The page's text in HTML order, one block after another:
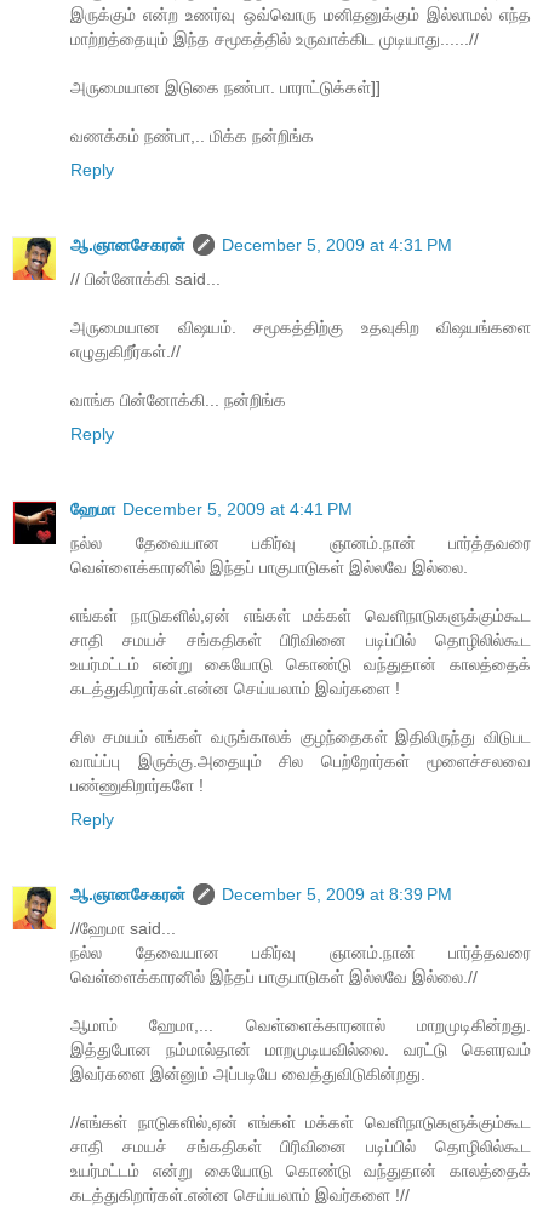
இருக்கும் என்ற உணர்வு ஒவ்வொரு மனிதனுக்கும் இல்லாமல் எந்த
மாற்றத்தையும் இந்த சமூகத்தில் உருவாக்கிட முடியாது......//
அருமையான இடுகை நண்பா. பாராட்டுக்கள்]]
வணக்கம் நண்பா,.. மிக்க நன்றிங்க
Reply
ஆ.ஞானசேகரன்
December 5, 2009 at 4:31 PM
// பின்னோக்கி said...
அருமையான விஷயம். சமூகத்திற்கு உதவுகிற விஷயங்களை
எழுதுகிறீர்கள்.//
வாங்க பின்னோக்கி... நன்றிங்க
Reply
ஹேமா December 5, 2009 at 4:41 PM
நல்ல தேவையான பகிர்வு ஞானம்.நான் பார்த்தவரை
வெள்ளைக்காரனில் இந்தப் பாகுபாடுகள் இல்லவே இல்லை.
எங்கள் நாடுகளில்,ஏன் எங்கள் மக்கள் வெளிநாடுகளுக்கும்கூட
சாதி சமயச் சங்கதிகள் பிரிவினை படிப்பில் தொழிலில்கூட
உயர்மட்டம் என்று கையோடு கொண்டு வந்துதான் காலத்தைக்
கடத்துகிறார்கள்.என்ன செய்யலாம் இவர்களை !
சில சமயம் எங்கள் வருங்காலக் குழந்தைகள் இதிலிருந்து விடுபட
வாய்ப்பு இருக்கு.அதையும் சில பெற்றோர்கள் மூளைச்சலவை
பண்ணுகிறார்களே !
Reply
ஆ.ஞானசேகரன்
December 5, 2009 at 8:39 PM
//ஹேமா said...
நல்ல தேவையான பகிர்வு ஞானம்.நான் பார்த்தவரை
வெள்ளைக்காரனில் இந்தப் பாகுபாடுகள் இல்லவே இல்லை.//
ஆமாம் ஹேமா,... வெள்ளைக்காரனால் மாறமுடிகின்றது.
இத்துபோன நம்மால்தான் மாறமுடியவில்லை. வரட்டு கெளரவம்
இவர்களை இன்னும் அப்படியே வைத்துவிடுகின்றது.
//எங்கள் நாடுகளில்,ஏன் எங்கள் மக்கள் வெளிநாடுகளுக்கும்கூட
சாதி சமயச் சங்கதிகள் பிரிவினை படிப்பில் தொழிலில்கூட
உயர்மட்டம் என்று கையோடு கொண்டு வந்துதான் காலத்தைக்
கடத்துகிறார்கள்.என்ன செய்யலாம் இவர்களை !//